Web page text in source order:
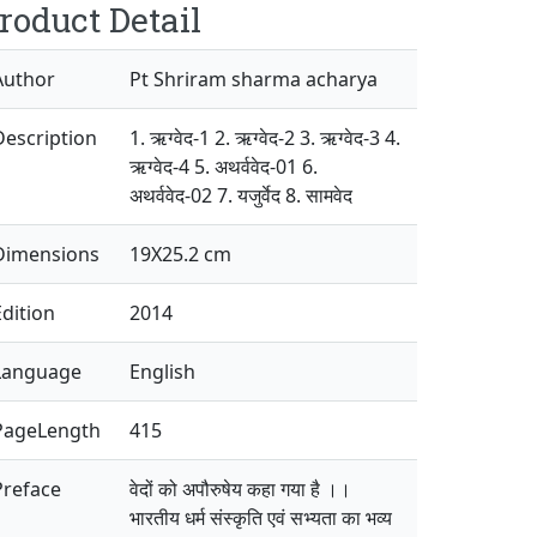
Detail
Pt Shriram sharma acharya
1. ऋग्वेद-1 2. ऋग्वेद-2 3. ऋग्वेद-3 4.
ऋग्वेद-4 5. अथर्ववेद-01 6.
अथर्ववेद-02 7. यजुर्वेद 8. सामवेद
19X25.2 cm
2014
English
415
वेदों को अपौरुषेय कहा गया है ।।
भारतीय धर्म संस्कृति एवं सभ्यता का भव्य